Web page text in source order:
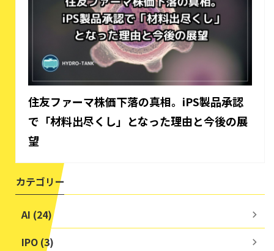
住友ファーマ株価下落の真相。iPS製品承認
で「材料出尽くし」となった理由と今後の展
望
カテゴリー
AI (24)
IPO (3)